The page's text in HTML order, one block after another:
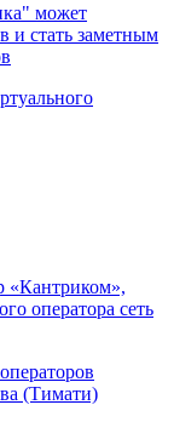
может
и стать заметным
«Кантриком»,
оператора сеть
(Тимати)